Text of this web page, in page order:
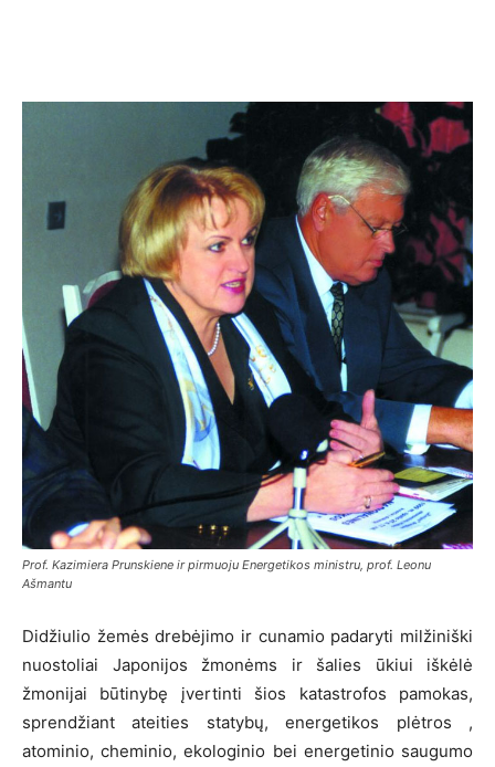
Prof. Kazimiera Prunskiene ir pirmuoju Energetikos ministru, prof. Leonu
Ašmantu
Didžiulio žemės drebėjimo ir cunamio padaryti milžiniški
nuostoliai Japonijos žmonėms ir šalies ūkiui iškėlė
žmonijai būtinybę įvertinti šios katastrofos pamokas,
sprendžiant ateities statybų, energetikos plėtros ,
atominio, cheminio, ekologinio bei energetinio saugumo